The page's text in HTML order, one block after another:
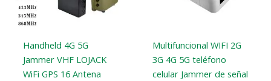
Handheld 4G 5G
Jammer VHF LOJACK
WiFi GPS 16 Antena
Multifuncional WIFI 2G
3G 4G 5G teléfono
celular Jammer de señal